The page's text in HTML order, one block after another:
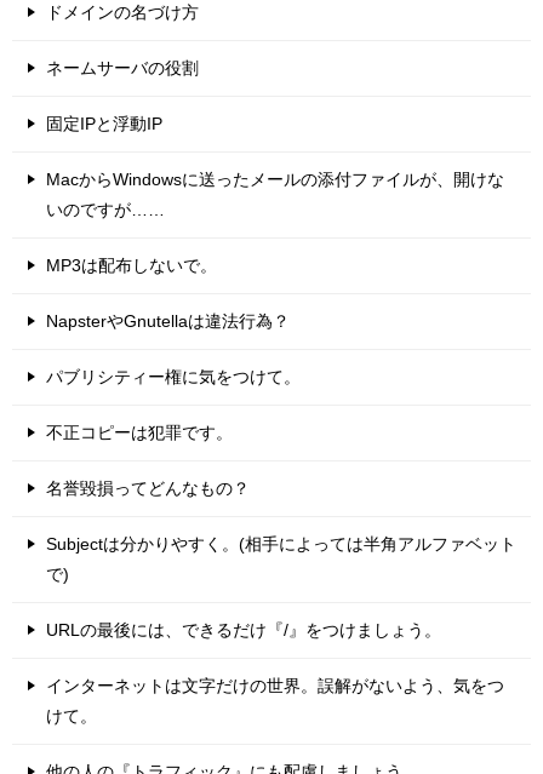
ドメインの名づけ方
ネームサーバの役割
固定IPと浮動IP
MacからWindowsに送ったメールの添付ファイルが、開けな
いのですが……
MP3は配布しないで。
NapsterやGnutellaは違法行為？
パブリシティー権に気をつけて。
不正コピーは犯罪です。
名誉毀損ってどんなもの？
Subjectは分かりやすく。(相手によっては半角アルファベット
で)
URLの最後には、できるだけ『/』をつけましょう。
インターネットは文字だけの世界。誤解がないよう、気をつ
けて。